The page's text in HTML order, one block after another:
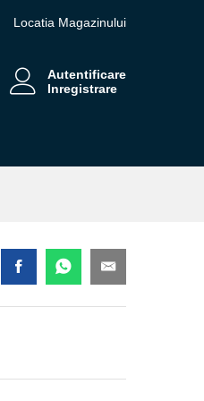
Locatia Magazinului
Autentificare
Inregistrare